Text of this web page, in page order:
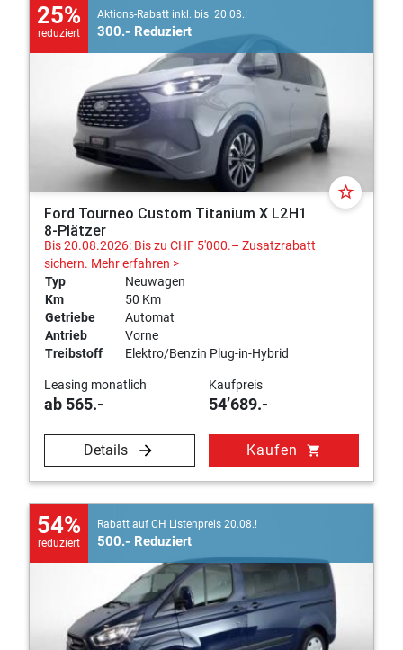
25%
reduziert
Aktions-Rabatt inkl. bis 20.08.!
300.- Reduziert
star_border
Ford Tourneo Custom Titanium X L2H1
8-Plätzer
Bis 20.08.2026: Bis zu CHF 5'000.– Zusatzrabatt
sichern. Mehr erfahren >
Typ
Neuwagen
Km
50 Km
Getriebe
Automat
Antrieb
Vorne
Treibstoff
Elektro/Benzin Plug-in-Hybrid
Leasing monatlich
ab 565.-
Kaufpreis
54’689.-
Details Kaufen shopping_cart
54%
reduziert
Rabatt auf CH Listenpreis 20.08.!
500.- Reduziert